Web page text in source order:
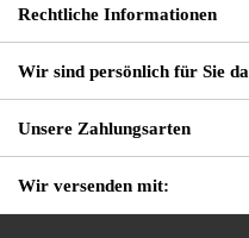
Rechtliche Informationen
Wir sind persönlich für Sie da
Unsere Zahlungsarten
Wir versenden mit: